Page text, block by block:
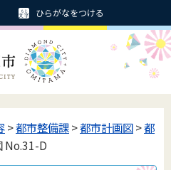
ひらがなをつける
>都市整備課>都市計画図>都
No.31-D